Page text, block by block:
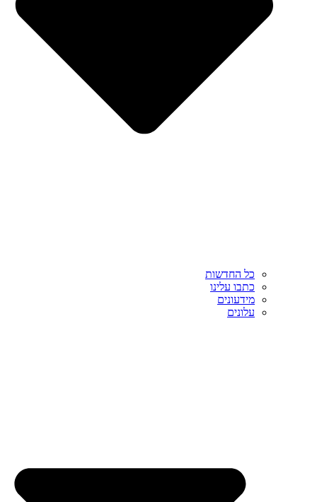
כל החדשות
כתבו עלינו
מידעונים
עלונים